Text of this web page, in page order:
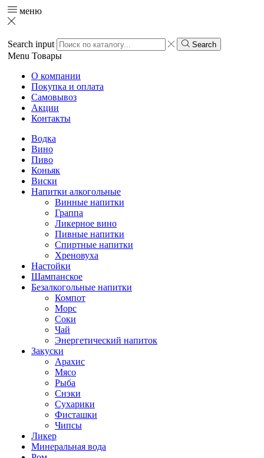
меню
Search input Search
Menu Товары
О компании
Покупка и оплата
Самовывоз
Акции
Контакты
Водка
Вино
Пиво
Коньяк
Виски
Напитки алкогольные
Винные напитки
Граппа
Ликерное вино
Пивные напитки
Спиртные напитки
Хреновуха
Настойки
Шампанское
Безалкогольные напитки
Компот
Морс
Соки
Чай
Энергетический напиток
Закуски
Арахис
Мясо
Рыба
Снэки
Сухарики
Фисташки
Чипсы
Ликер
Минеральная вода